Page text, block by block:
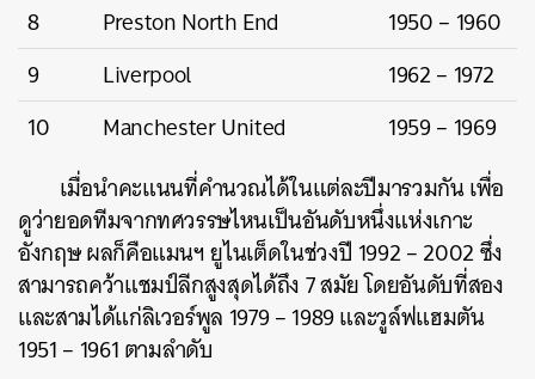
8
Preston North End
1950 – 1960
9
Liverpool
1962 – 1972
10
Manchester United
1959 – 1969
เมื่อนำคะแนนที่คำนวณได้ในแต่ละปีมารวมกัน เพื่อ
ดูว่ายอดทีมจากทศวรรษไหนเป็นอันดับหนึ่งแห่งเกาะ
อังกฤษ ผลก็คือแมนฯ ยูไนเต็ดในช่วงปี 1992 – 2002 ซึ่ง
สามารถคว้าแชมป์ลีกสูงสุดได้ถึง 7 สมัย โดยอันดับที่สอง
และสามได้แก่ลิเวอร์พูล 1979 – 1989 และวูล์ฟแฮมตัน
1951 – 1961 ตามลำดับ